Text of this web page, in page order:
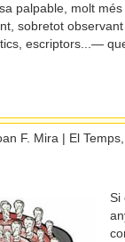
palpable, molt
sobretot
escriptors...—
F. Mira | El
Si